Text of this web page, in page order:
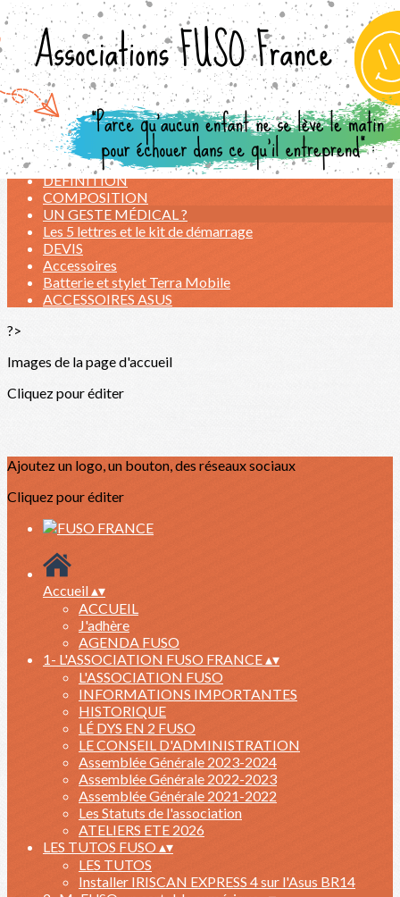
Exporter les lignes sélectionnées
Exporter toutes les colonnes
Exporter uniquement les colonnes affichées
Menu
<
>
LES ATELIERS de l'ETE 2026
NOS TARIFS
DEFINITION
COMPOSITION
UN GESTE MÉDICAL ?
Les 5 lettres et le kit de démarrage
DEVIS
Accessoires
Batterie et stylet Terra Mobile
ACCESSOIRES ASUS
?>
Images de la page d'accueil
Cliquez pour éditer
Ajoutez un logo, un bouton, des réseaux sociaux
Cliquez pour éditer
Accueil▴▾
ACCUEIL
J'adhère
AGENDA FUSO
1- L'ASSOCIATION FUSO FRANCE▴▾
L'ASSOCIATION FUSO
INFORMATIONS IMPORTANTES
HISTORIQUE
LÉ DYS EN 2 FUSO
LE CONSEIL D'ADMINISTRATION
Assemblée Générale 2023-2024
Assemblée Générale 2022-2023
Assemblée Générale 2021-2022
Les Statuts de l'association
ATELIERS ETE 2026
LES TUTOS FUSO ▴▾
LES TUTOS
Installer IRISCAN EXPRESS 4 sur l'Asus BR14